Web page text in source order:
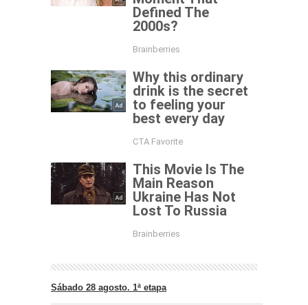
Sábado 28 agosto. 1ª etapa